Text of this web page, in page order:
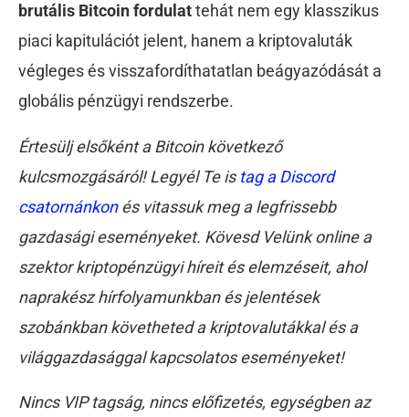
brutális Bitcoin fordulattehát nem egy klasszikus
piaci kapitulációt jelent, hanem a kriptovaluták
végleges és visszafordíthatatlan beágyazódását a
globális pénzügyi rendszerbe.
Értesülj elsőként a Bitcoin következő
kulcsmozgásáról! Legyél Te istag a Discord
csatornánkonés vitassuk meg a legfrissebb
gazdasági eseményeket. Kövesd Velünk online a
szektor kriptopénzügyi híreit és elemzéseit, ahol
naprakész hírfolyamunkban és jelentések
szobánkban követheted a kriptovalutákkal és a
világgazdasággal kapcsolatos eseményeket!
Nincs VIP tagság, nincs előfizetés, egységben az